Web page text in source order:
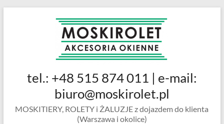
MOSKIROLET
siatki na
okienne |
tel.: +48 515 874 011 | e-mail:
biuro@moskirolet.pl
MOSKITIERY, ROLETY i ŻALUZJE z dojazdem do klienta
(Warszawa i okolice)